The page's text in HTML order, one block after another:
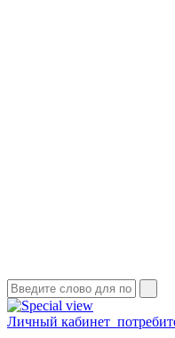
Личный кабинет